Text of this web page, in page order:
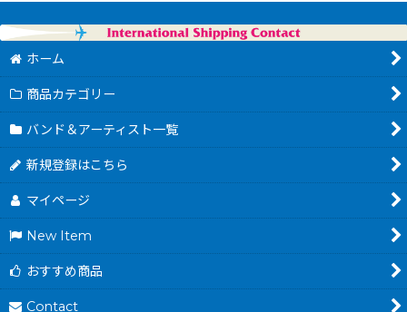
ホーム
商品カテゴリー
バンド＆アーティスト一覧
新規登録はこちら
マイページ
New Item
おすすめ商品
Contact